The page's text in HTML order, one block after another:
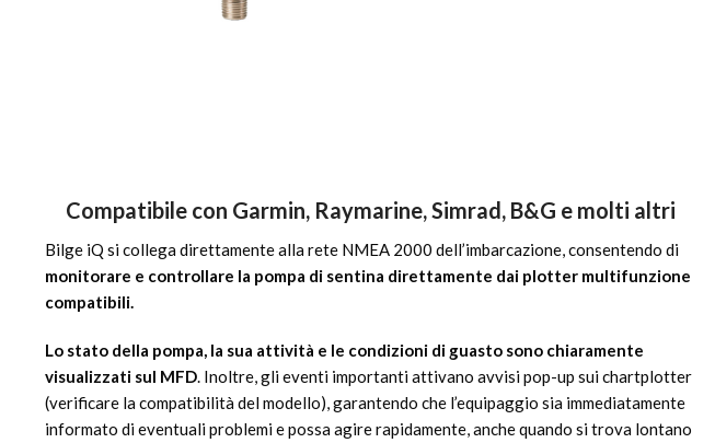
Compatibile con Garmin, Raymarine, Simrad, B&G e molti altri
Bilge iQ si collega direttamente alla rete NMEA 2000 dell’imbarcazione, consentendo di
monitorare e controllare la pompa di sentina direttamente dai plotter multifunzione
compatibili.
Lo stato della pompa, la sua attività e le condizioni di guasto sono chiaramente
visualizzati sul MFD. Inoltre, gli eventi importanti attivano avvisi pop-up sui chartplotter
(verificare la compatibilità del modello), garantendo che l’equipaggio sia immediatamente
informato di eventuali problemi e possa agire rapidamente, anche quando si trova lontano